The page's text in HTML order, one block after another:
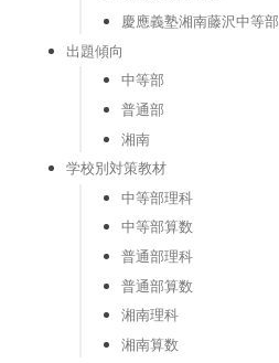
慶應義塾湘南藤沢中等部
出題傾向
中等部
普通部
湘南
学校別対策教材
中等部理科
中等部算数
普通部理科
普通部算数
湘南理科
湘南算数